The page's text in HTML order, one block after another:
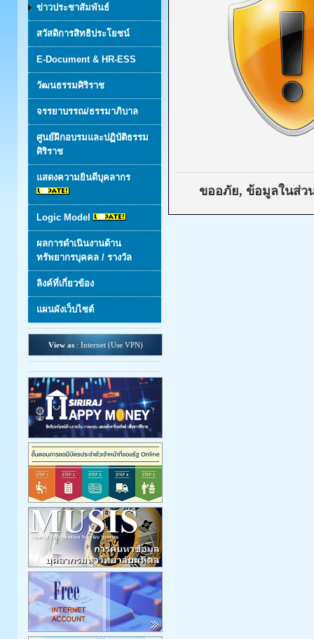
ข่าวประชาสัมพันธ์
สวัสดิการสิทธิประโยชน์
E-Document & HR-ESS
วัฒนธรรมศิริราช
จรรยาบรรณ/ธรรมาภิบาล
ศูนย์ฝึกอบรมและปฏิบัติธรรม
ศิริราช
แสดงความยินดีบุคลากร
Logic Model
ผลการดำเนินงานด้าน
ทรัพยากรบุคคล / รางวัล
ลิงค์ที่เกี่ยวข้อง
แผนผังเว็บไซต์
View as: Internet (Use VPN)
ขออภัย, ข้อมูลในส่ว